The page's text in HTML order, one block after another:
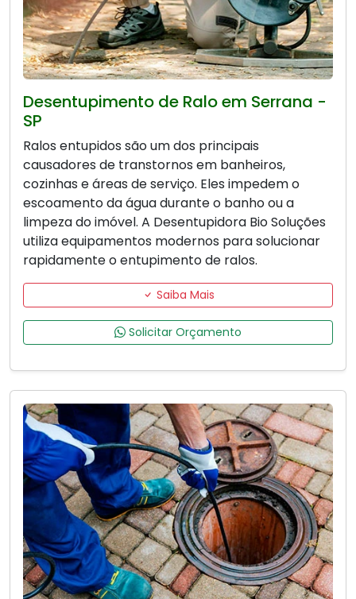
Desentupimento de Ralo em Serrana -
SP
Ralos entupidos são um dos principais
causadores de transtornos em banheiros,
cozinhas e áreas de serviço. Eles impedem o
escoamento da água durante o banho ou a
limpeza do imóvel. A Desentupidora Bio Soluções
utiliza equipamentos modernos para solucionar
rapidamente o entupimento de ralos.
Saiba Mais
Solicitar Orçamento